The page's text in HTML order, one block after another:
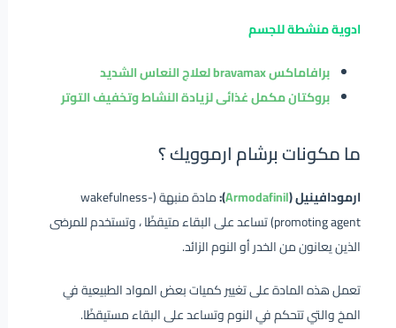
ادوية منشطة للجسم
برافاماكس bravamax لعلاج النعاس الشديد
بروكتان مكمل غذائى لزيادة النشاط وتخفيف التوتر
ما مكونات برشام ارموويك ؟
ارمودافينيل (Armodafinil
):
مادة منبهة (wakefulness-
promoting agent) تساعد على البقاء متيقظًا ، وتستخدم للمرضى
الذين يعانون من الخدر أو النوم الزائد.
تعمل هذه المادة على تغيير كميات بعض المواد الطبيعية في
المخ والتي تتحكم في النوم وتساعد على البقاء مستيقظًا.